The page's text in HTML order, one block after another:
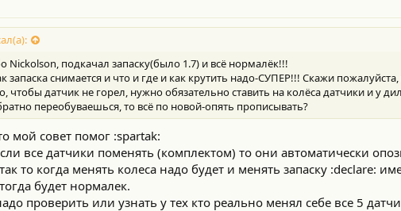
Nickolson, подкачал запаску(было 1.7) и всё нормалёк!!!
запаска снимается и что и где и как крутить надо-СУПЕР!!! Скажи
чтобы датчик не горел, нужно обязательно ставить на колёса датчики и у
переобуваешься, то всё по новой-опять прописывать?
мой совет помог :spartak:
все датчики поменять (комплектом) то они автоматически
то когда менять колеса надо будет и менять запаску :declare:
будет нормалек.
проверить или узнать у тех кто реально менял себе все 5